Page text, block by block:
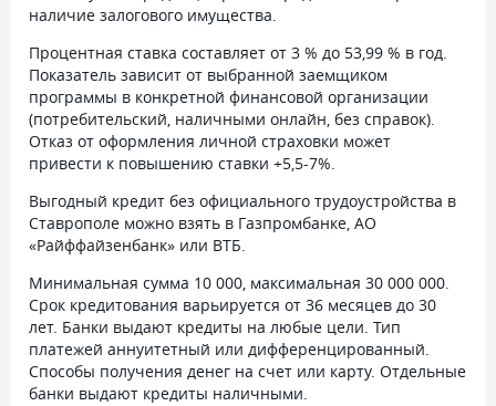
наличие залогового имущества.
Процентная ставка составляет от 3 % до 53,99 % в год.
Показатель зависит от выбранной заемщиком
программы в конкретной финансовой организации
(потребительский, наличными онлайн, без справок).
Отказ от оформления личной страховки может
привести к повышению ставки +5,5-7%.
Выгодный кредит без официального трудоустройства в
Ставрополе можно взять в Газпромбанке, АО
«Райффайзенбанк» или ВТБ.
Минимальная сумма 10 000, максимальная 30 000 000.
Срок кредитования варьируется от 36 месяцев до 30
лет. Банки выдают кредиты на любые цели. Тип
платежей аннуитетный или дифференцированный.
Способы получения денег на счет или карту. Отдельные
банки выдают кредиты наличными.